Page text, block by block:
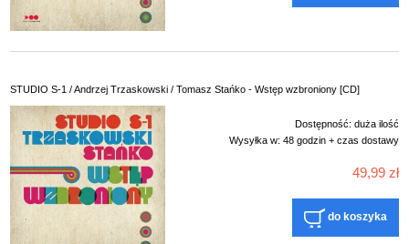
STUDIO S-1 / Andrzej Trzaskowski / Tomasz Stańko - Wstęp wzbroniony [CD]
Dostępność: duża ilość
Wysyłka w: 48 godzin + czas dostawy
49,99 zł
do koszyka